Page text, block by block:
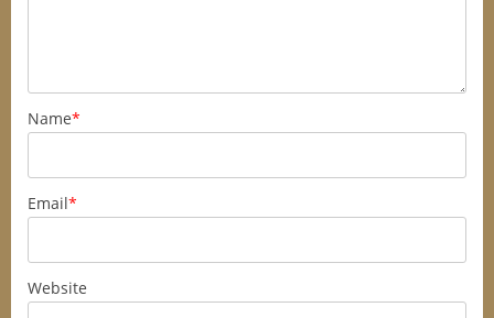
Name*
Email*
Website